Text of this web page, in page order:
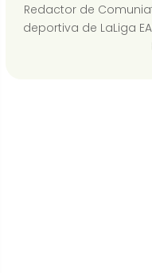
Redactor de
deportiva de LaLiga